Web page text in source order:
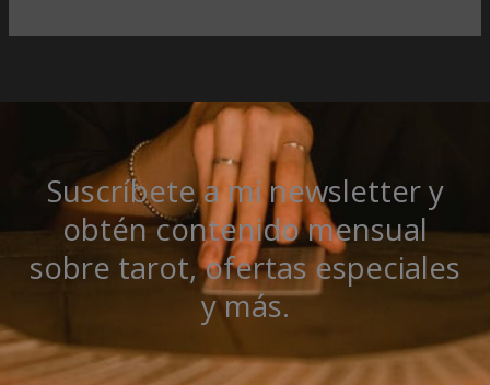
Suscríbete a mi newsletter y
obtén contenido mensual
sobre tarot, ofertas especiales
y más.